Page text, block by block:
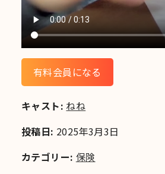
有料会員になる
キャスト: ねね
投稿日: 2025年3月3日
カテゴリー: 保険